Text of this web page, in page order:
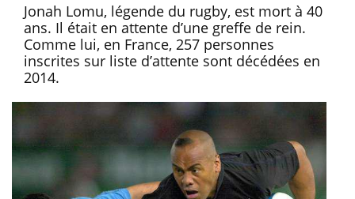
Jonah Lomu, légende du rugby, est mort à 40
ans. Il était en attente d’une greffe de rein.
Comme lui, en France, 257 personnes
inscrites sur liste d’attente sont décédées en
2014.